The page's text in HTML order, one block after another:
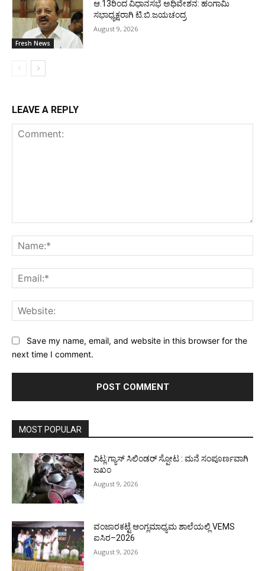
Fresh News
ಆ.13ರಿಂದ ವಿಧಾನಸಭೆ ಅಧಿವೇಶನ: ಹಂಗಾಮಿ
ಸಭಾಧ್ಯಕ್ಷರಾಗಿ ಟಿ.ಬಿ.ಜಯಚಂದ್ರ
August 9, 2026
LEAVE A REPLY
Save my name, email, and website in this browser for the
next time I comment.
MOST POPULAR
ವಿಟ್ಲ:ಗ್ಯಾಸ್ ಸಿಲಿಂಡರ್ ಸ್ಪೋಟ : ಮನೆ ಸಂಪೂರ್ಣವಾಗಿ
ಜಖಂ
August 9, 2026
ವಂಜಾರಕಟ್ಟೆ ಆಂಗ್ಲಮಾಧ್ಯಮ ಶಾಲೆಯಲ್ಲಿ VEMS
ಐಸಿರ–2026
August 9, 2026